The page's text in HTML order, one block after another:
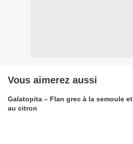
Vous aimerez aussi
Galatopita – Flan grec à la semoule et
au citron